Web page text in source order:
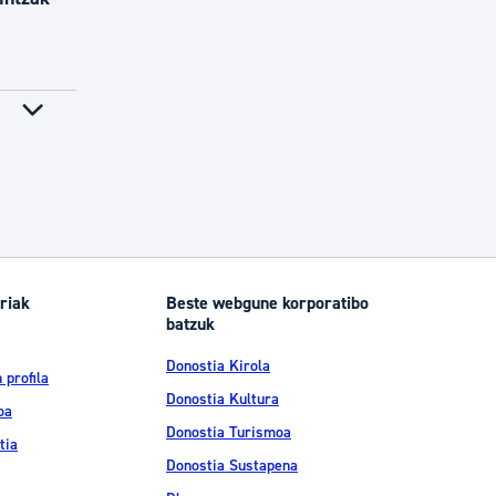
profila
Beste webgune korporatibo
batzuk
Donostia Kirola
Donostia Kultura
Donostia Turismoa
Donostia Sustapena